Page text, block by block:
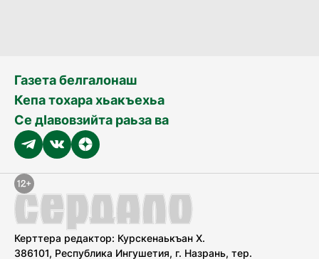
Газета белгалонаш
Кепа тохара хьакъехьа
Се дӀавовзийта раьза ва
Керттера редактор: Курскенаькъан Х.
386101, Республика Ингушетия, г. Назрань, тер.